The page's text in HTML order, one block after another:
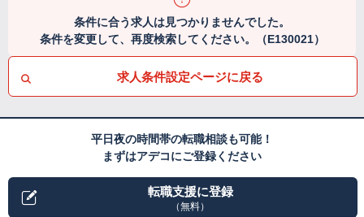
条件に合う求人は見つかりませんでした。
条件を変更して、再度検索してください。（E130021）
求人条件設定ページに戻る
平日夜の時間帯の転職相談も可能！
まずはアデコにご登録ください
転職支援に登録
（無料）